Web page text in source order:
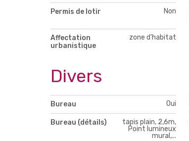
Permis de lotir Non
Affectation
urbanistique
zone d'habitat
Divers
Bureau Oui
Bureau (détails)
tapis plain, 2,6m,
Point lumineux
mural,...